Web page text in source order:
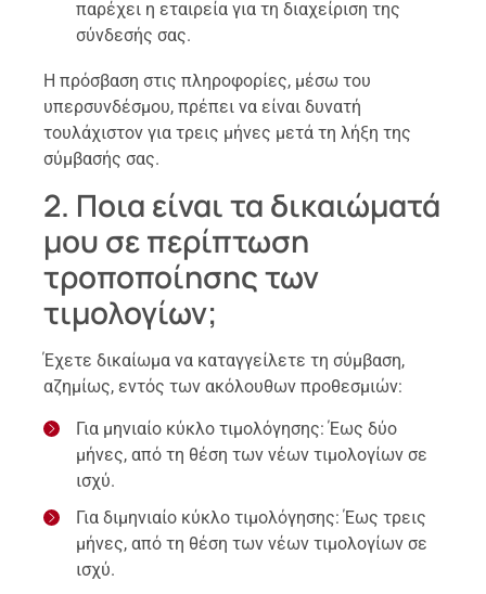
παρέχει η εταιρεία για τη διαχείριση της
σύνδεσής σας.
Η πρόσβαση στις πληροφορίες, μέσω του
υπερσυνδέσμου, πρέπει να είναι δυνατή
τουλάχιστον για τρεις μήνες μετά τη λήξη της
σύμβασής σας.
2. Ποια είναι τα δικαιώματά
μου σε περίπτωση
τροποποίησης των
τιμολογίων;
Έχετε δικαίωμα να καταγγείλετε τη σύμβαση,
αζημίως, εντός των ακόλουθων προθεσμιών:
Για μηνιαίο κύκλο τιμολόγησης: Έως δύο
μήνες, από τη θέση των νέων τιμολογίων σε
ισχύ.
Για διμηνιαίο κύκλο τιμολόγησης: Έως τρεις
μήνες, από τη θέση των νέων τιμολογίων σε
ισχύ.